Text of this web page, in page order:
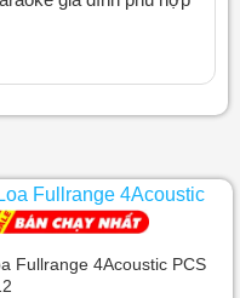
Fullrange 4Acoustic PCS